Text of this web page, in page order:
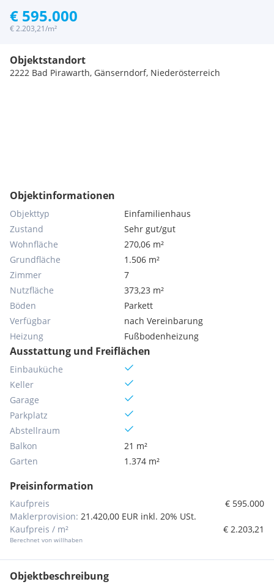
€ 595.000
€ 2.203,21/m²
Objektstandort
2222 Bad Pirawarth, Gänserndorf, Niederösterreich
Objektinformationen
Objekttyp
Einfamilienhaus
Zustand
Sehr gut/gut
Wohnfläche
270,06 m²
Grundfläche
1.506 m²
Zimmer
7
Nutzfläche
373,23 m²
Böden
Parkett
Verfügbar
nach Vereinbarung
Heizung
Fußbodenheizung
Ausstattung und Freiflächen
Einbauküche
Keller
Garage
Parkplatz
Abstellraum
Balkon
21 m²
Garten
1.374 m²
Preisinformation
Kaufpreis
€ 595.000
Maklerprovision: 21.420,00 EUR inkl. 20% USt.
Kaufpreis / m²
Berechnet von willhaben
€ 2.203,21
Objektbeschreibung